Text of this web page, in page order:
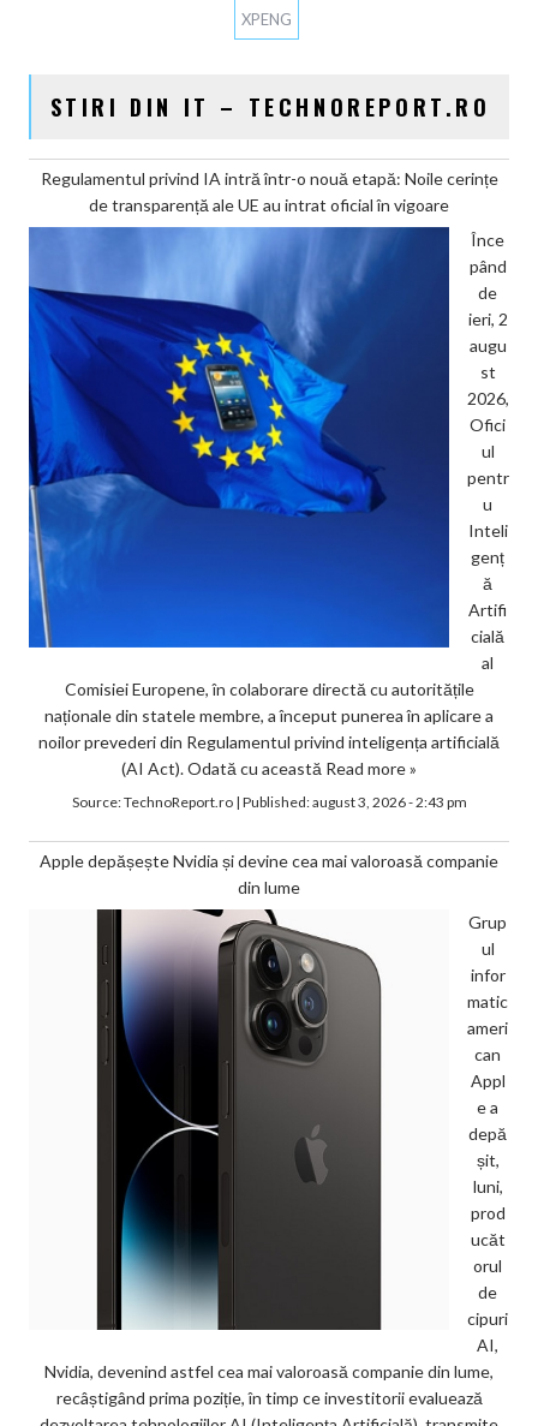
XPENG
STIRI DIN IT – TECHNOREPORT.RO
Regulamentul privind IA intră într-o nouă etapă: Noile cerințe
de transparență ale UE au intrat oficial în vigoare
Înce
pând
de
ieri, 2
augu
st
2026,
Ofici
ul
pentr
u
Inteli
genț
ă
Artifi
cială
al
Comisiei Europene, în colaborare directă cu autoritățile
naționale din statele membre, a început punerea în aplicare a
noilor prevederi din Regulamentul privind inteligența artificială
(AI Act). Odată cu această Read more »
Source:TechnoReport.ro| Published:august 3, 2026 - 2:43 pm
Apple depășește Nvidia și devine cea mai valoroasă companie
din lume
Grup
ul
infor
matic
ameri
can
Appl
e a
depă
șit,
luni,
prod
ucăt
orul
de
cipuri
AI,
Nvidia, devenind astfel cea mai valoroasă companie din lume,
recâștigând prima poziție, în timp ce investitorii evaluează